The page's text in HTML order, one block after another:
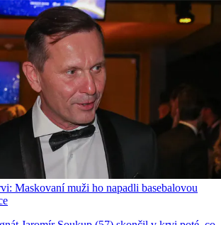
Maskovaní muži ho napadli basebalovou